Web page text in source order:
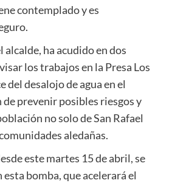
contemplado y es
alcalde, ha acudido en dos
los trabajos en la Presa Los
del desalojo de agua en el
de prevenir posibles riesgos y
no solo de San Rafael
aledañas.
este martes 15 de abril, se
bomba, que acelerará el